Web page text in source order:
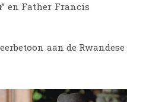
” en Father Francis
aan de Rwandese